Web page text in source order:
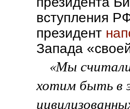
вступления
президент
Запада
«Мы
хотим быть в